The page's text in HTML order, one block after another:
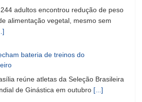
adultos encontrou redução de peso
alimentação vegetal, mesmo sem
bateria de treinos do
reúne atletas da Seleção Brasileira
de Ginástica em outubro [...]